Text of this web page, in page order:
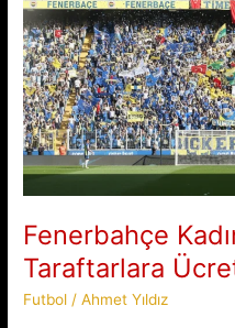
Fenerbahçe
Taraftarlara
Futbol /Ahmet Yıldız